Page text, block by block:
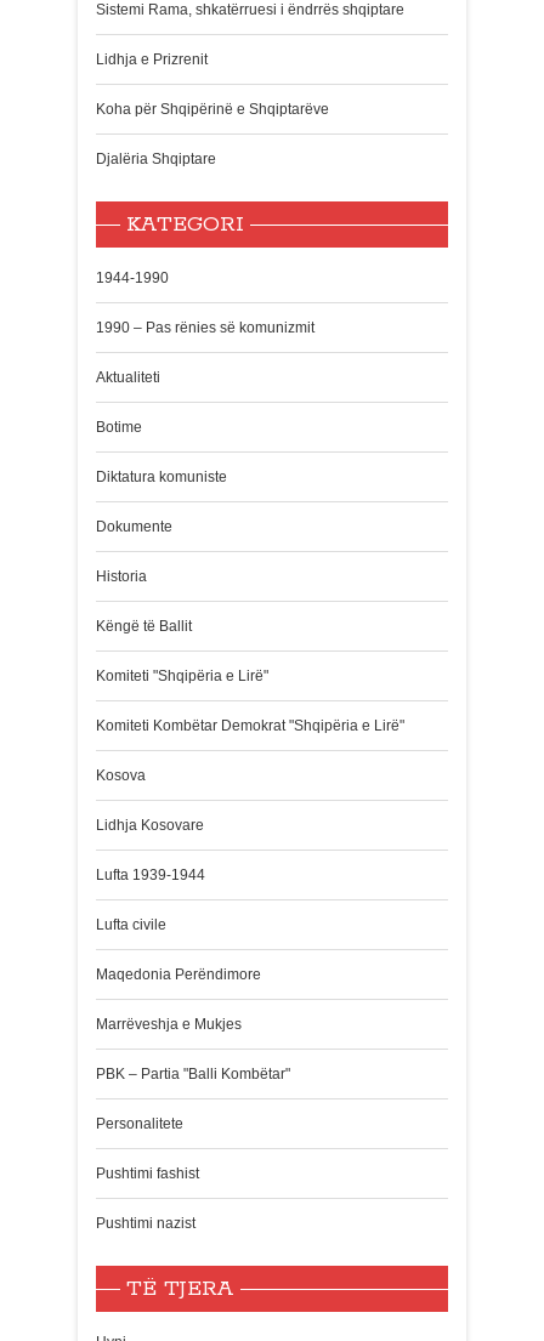
Sistemi Rama, shkatërruesi i ëndrrës shqiptare
Lidhja e Prizrenit
Koha për Shqipërinë e Shqiptarëve
Djalëria Shqiptare
KATEGORI
1944-1990
1990 – Pas rënies së komunizmit
Aktualiteti
Botime
Diktatura komuniste
Dokumente
Historia
Këngë të Ballit
Komiteti "Shqipëria e Lirë"
Komiteti Kombëtar Demokrat "Shqipëria e Lirë"
Kosova
Lidhja Kosovare
Lufta 1939-1944
Lufta civile
Maqedonia Perëndimore
Marrëveshja e Mukjes
PBK – Partia "Balli Kombëtar"
Personalitete
Pushtimi fashist
Pushtimi nazist
TË TJERA